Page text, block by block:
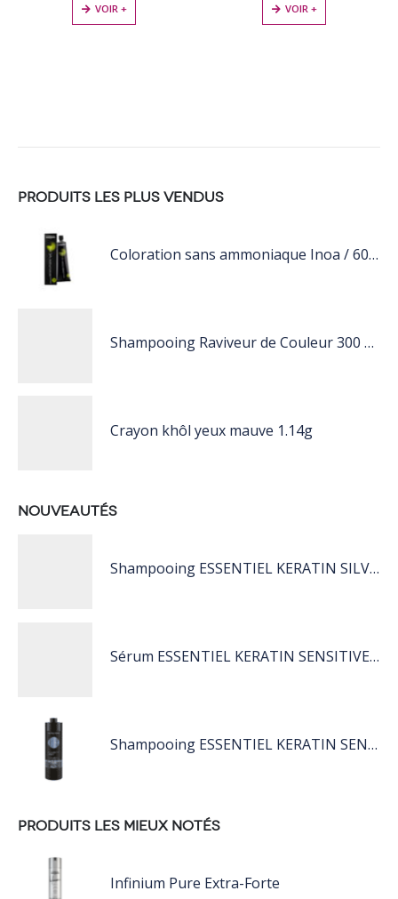
VOIR + VOIR +
PRODUITS LES PLUS VENDUS
Coloration sans ammoniaque Inoa / 60ML
Shampooing Raviveur de Couleur 300 ml Rose de Schwarzkopf Professional
Crayon khôl yeux mauve 1.14g
NOUVEAUTÉS
Shampooing ESSENTIEL KERATIN SILVER 250ML
Sérum ESSENTIEL KERATIN SENSITIVE 40 ML
Shampooing ESSENTIEL KERATIN SENSITIVE 1L
PRODUITS LES MIEUX NOTÉS
Infinium Pure Extra-Forte